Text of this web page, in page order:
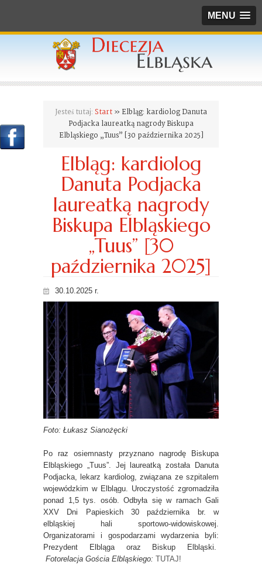
MENU
Jesteś tutaj: Start » Elbląg: kardiolog Danuta
Podjacka laureatką nagrody Biskupa
Elbląskiego „Tuus” [30 października 2025]
Elbląg: kardiolog
Danuta Podjacka
laureatką nagrody
Biskupa Elbląskiego
„Tuus” [30
października 2025]
30.10.2025 r.
Foto: Łukasz Sianożęcki
Po raz osiemnasty przyznano nagrodę Biskupa
Elbląskiego „Tuus”. Jej laureatką została Danuta
Podjacka, lekarz kardiolog, związana ze szpitalem
wojewódzkim w Elblągu. Uroczystość zgromadziła
ponad 1,5 tys. osób. Odbyła się w ramach Gali
XXV Dni Papieskich 30 października br. w
elbląskiej hali sportowo-widowiskowej.
Organizatorami i gospodarzami wydarzenia byli:
Prezydent Elbląga oraz Biskup Elbląski.
Fotorelacja Gościa Elbląskiego: TUTAJ!